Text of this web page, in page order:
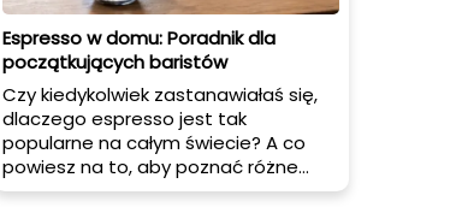
Espresso w domu: Poradnik dla
początkujących baristów
Czy kiedykolwiek zastanawiałaś się,
dlaczego espresso jest tak
popularne na całym świecie? A co
powiesz na to, aby poznać różne
rodzaje filiżanek, które są idealne do